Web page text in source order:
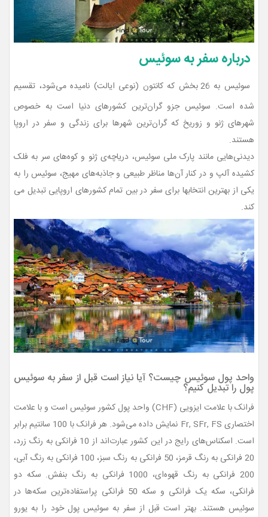
درباره سفر به سوئیس
سوئیس به 26 بخش که کانتون (نوعی ایالت) نامیده می‌شود، تقسیم
شده است. سوئیس جزو گران‌ترین کشورهای دنیا است به خصوص
شهرهای ژنو و زوریخ که گران‌ترین شهرها برای زندگی و سفر در اروپا
هستند.
دیدنی‌هایی مانند پارک ملی سوئیس، دریاچه‌ی ژنو و کوه‌های سر به فلک
کشیده آلپ و در کنار آن‌ها مناظر طبیعی و جاذبه‌های مهیج، سوئیس را به
یکی از بهترین انتخابها برای سفر در بین تمام کشورهای اروپایی تبدیل می
کند.
واحد پول سوئیس چیست؟ آیا نیاز است قبل از سفر به سوئیس
پول را تبدیل کنیم؟
فرانک با علامت ایزویی (CHF) واحد پول کشور سوئیس است و با علامت
اختصاری Fr, SFr, FS نمایش داده می‌شود. هر فرانک با 100 سانتیم برابر
است. اسکناس‌های رایج در این کشور عبارت‌اند از 10 فرانکی به رنگ زرد،
20 فرانکی به رنگ قرمز، 50 فرانکی به رنگ سبز، 100 فرانکی به رنگ آبی،
200 فرانکی به رنگ قهوه‌ای، 1000 فرانکی به رنگ بنفش. سکه دو
فرانکی، سکه یک فرانکی و سکه 50 فرانکی پراستفاده‌ترین سکه‌ها در
سوئیس هستند. بهتر است قبل از سفر به سوئیس پول خود را به یورو